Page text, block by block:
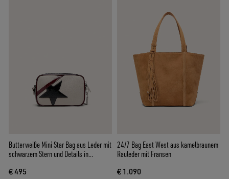
Butterweiße Mini Star Bag aus Leder mit
schwarzem Stern und Details in
€ 495
24/7 Bag East West aus kamelbraunem
Rauleder mit Fransen
€ 1.090